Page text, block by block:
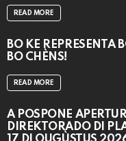
READ MORE
BO KE REPRESENTÁ
BO CHÈNS!
READ MORE
A POSPONÉ
DIREKTORADO DI